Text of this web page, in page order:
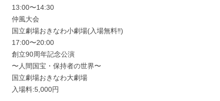
13:00〜14:30
仲風大会
国立劇場おきなわ小劇場(入場無料‼︎)
17:00〜20:00
創立90周年記念公演
〜人間国宝・保持者の世界〜
国立劇場おきなわ大劇場
入場料:5,000円